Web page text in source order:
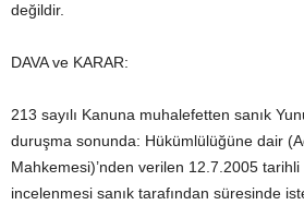
değildir.
DAVA ve KARAR:
213 sayılı Kanuna muhalefetten sanık
duruşma sonunda: Hükümlülüğüne dair
Mahkemesi)’nden verilen 12.7.2005 tarihli
incelenmesi sanık tarafından süresinde